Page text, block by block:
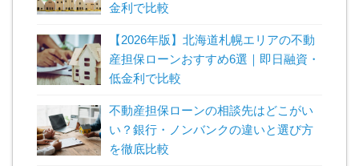
金利で比較
【2026年版】北海道札幌エリアの不動
産担保ローンおすすめ6選｜即日融資・
低金利で比較
不動産担保ローンの相談先はどこがい
い？銀行・ノンバンクの違いと選び方
を徹底比較